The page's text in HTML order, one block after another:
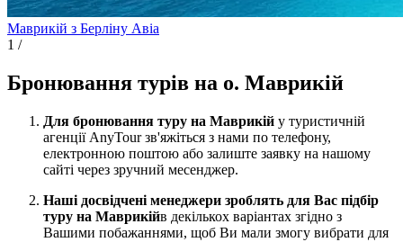
Маврикій з Берліну Авіа
1 /
Бронювання турів на о. Маврикій
Для бронювання туру на Маврикій у туристичній
агенції AnyTour зв'яжіться з нами по телефону,
електронною поштою або залиште заявку на нашому
сайті через зручний месенджер.
Наші досвідчені менеджери зроблять для Вас підбір
туру на Маврикійв декількох варіантах згідно з
Вашими побажаннями, щоб Ви мали змогу вибрати для